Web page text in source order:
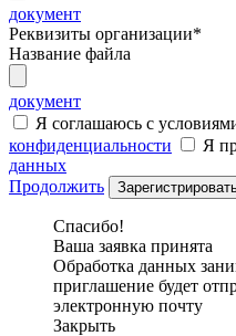
документ
Реквизиты организации*
Название файла
документ
Я соглашаюсь с
конфиденциальности
Я
данных
Продолжить
Спасибо!
Ваша заявка принята
Обработка данных
приглашение будет
электронную почту
Закрыть